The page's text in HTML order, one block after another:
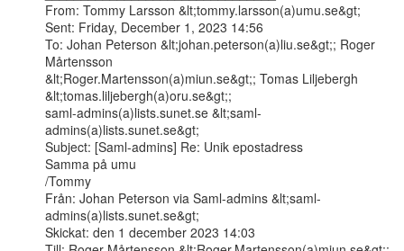
From: Tommy Larsson &lt;tommy.larsson(a)umu.se&gt;
Sent: Friday, December 1, 2023 14:56
To: Johan Peterson &lt;johan.peterson(a)liu.se&gt;; Roger
Mårtensson
&lt;Roger.Martensson(a)miun.se&gt;; Tomas Liljebergh
&lt;tomas.liljebergh(a)oru.se&gt;;
saml-admins(a)lists.sunet.se &lt;saml-
admins(a)lists.sunet.se&gt;
Subject: [Saml-admins] Re: Unik epostadress
Samma på umu
/Tommy
Från: Johan Peterson via Saml-admins &lt;saml-
admins(a)lists.sunet.se&gt;
Skickat: den 1 december 2023 14:03